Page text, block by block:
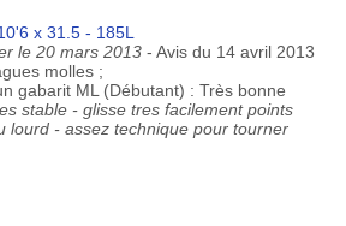
x 31.5 - 185L
le 20 mars 2013 - Avis du 14 avril 2013
molles ;
gabarit ML (Débutant) : Très bonne
stable - glisse tres facilement points
lourd - assez technique pour tourner